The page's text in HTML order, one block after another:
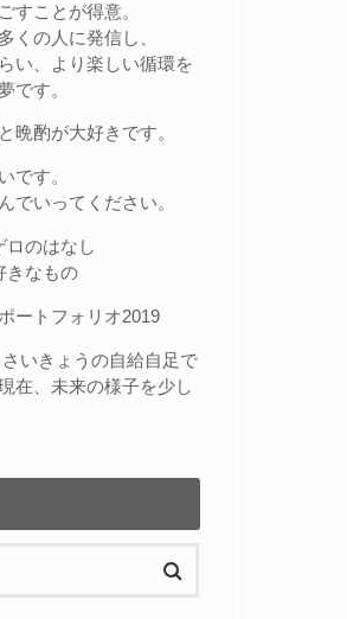
すことが得意。
くの人に発信し、
い、より楽しい循環を
です。
晩酌が大好きです。
です。
でいってください。
ロのはなし
きなもの
ートフォリオ2019
いきょうの自給自足で
在、未来の様子を少し